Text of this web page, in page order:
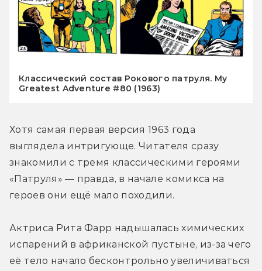
Классический состав Рокового патруля. My
Greatest Adventure #80 (1963)
Хотя самая первая версия 1963 года
выглядела интригующе. Читателя сразу
знакомили с тремя классическими героями
«Патруля» — правда, в начале комикса на
героев они ещё мало походили.
Актриса Рита Фарр надышалась химических
испарений в африканской пустыне, из-за чего
её тело начало бесконтрольно увеличиваться